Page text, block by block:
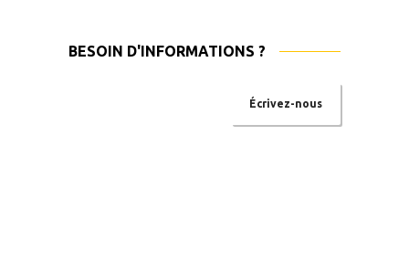
BESOIN D'INFORMATIONS ?
Écrivez-nous